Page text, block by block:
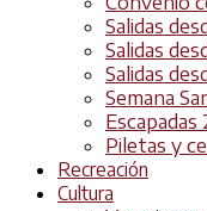
Salidas
Salidas
Salidas
Semana
Escapadas
Piletas y
Recreación
Cultura